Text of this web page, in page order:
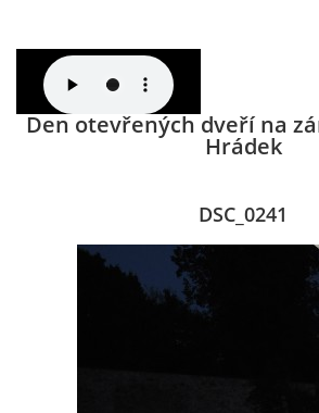
O NÁS
KDY, KDE A CO HRAJEME
Den otevřených dveří na
Hrádek
DSC_0241